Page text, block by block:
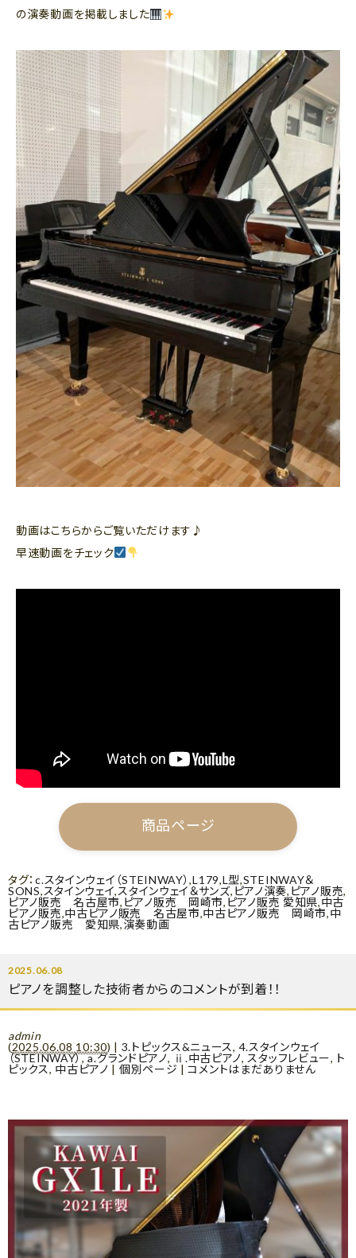
の演奏動画を掲載しました
動画はこちらからご覧いただけます♪
早速動画をチェック
商品ページ
タグ：c.スタインウェイ（STEINWAY）,L179,L型,STEINWAY＆
SONS,スタインウェイ,スタインウェイ＆サンズ, ピアノ演奏, ピアノ販売,
ピアノ販売 名古屋市, ピアノ販売 岡崎市, ピアノ販売 愛知県,中古
ピアノ販売,中古ピアノ販売 名古屋市,中古ピアノ販売 岡崎市,中
古ピアノ販売 愛知県,演奏動画
2025.06.08
ピアノを調整した技術者からのコメントが到着！！
admin
(2025.06.08 10:30) | 3.トピックス&ニュース, 4.スタインウェイ
（STEINWAY）,a.グランドピアノ, ⅱ.中古ピアノ, スタッフレビュー, ト
ピックス, 中古ピアノ | 個別ページ |コメントはまだありません